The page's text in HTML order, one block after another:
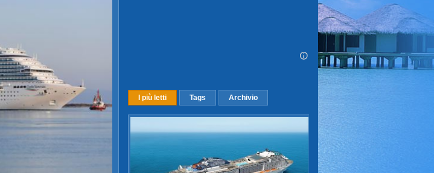
I più letti Tags Archivio